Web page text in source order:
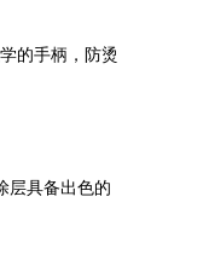
的手柄，防烫
层具备出色的